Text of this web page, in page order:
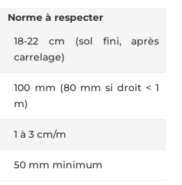
Norme à respecter
18-22 cm (sol fini, après
carrelage)
100 mm (80 mm si droit < 1
m)
1 à 3 cm/m
50 mm minimum